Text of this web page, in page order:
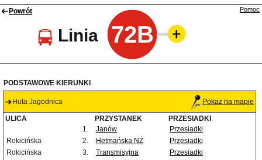
Powrót
Linia 72B
Pomoc
PODSTAWOWE KIERUNKI
Huta Jagodnica Pokaż na mapie
ULICA PRZYSTANEK
PRZESIADKI
1.
Janów
Przesiadki
Rokicińska
2. Hetmańska NŻ
Przesiadki
Rokicińska
3. Transmisyjna
Przesiadki